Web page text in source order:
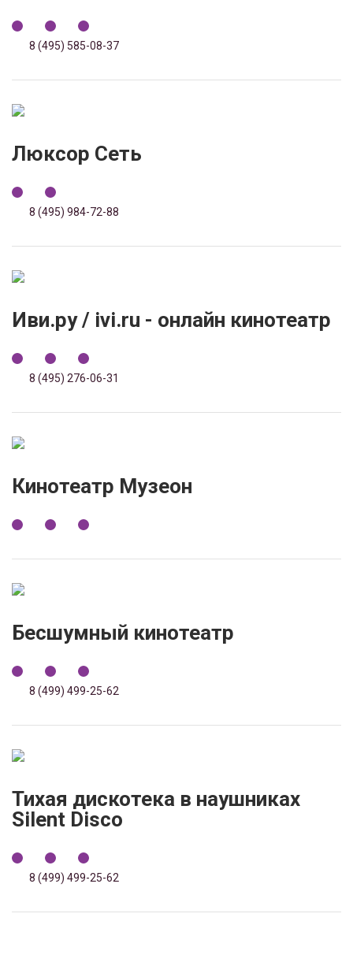
8 (495) 585-08-37
Люксор Сеть
8 (495) 984-72-88
Иви.ру / ivi.ru - онлайн кинотеатр
8 (495) 276-06-31
Кинотеатр Музеон
Бесшумный кинотеатр
8 (499) 499-25-62
Тихая дискотека в наушниках
Silent Disco
8 (499) 499-25-62